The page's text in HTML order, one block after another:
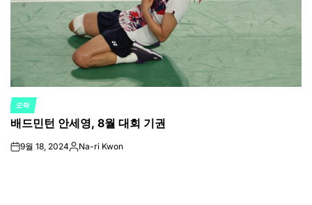
POSTED
IN
오락
배드민턴 안세영, 8월 대회 기권
on9월 18, 2024Posted
Na-ri Kwon